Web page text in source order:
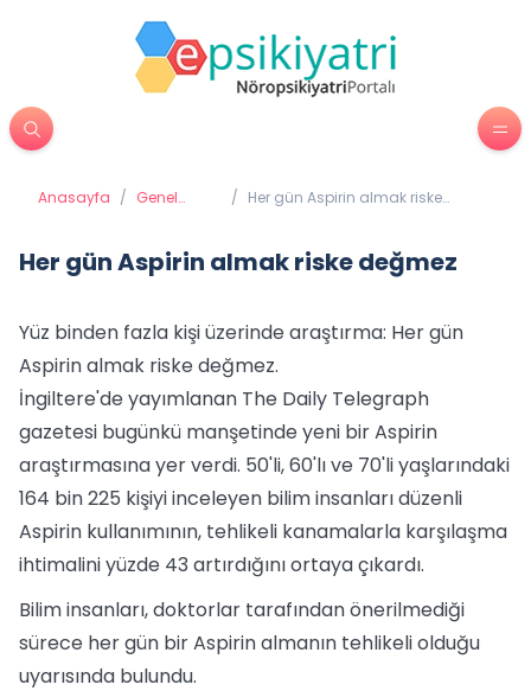
Anasayfa / Genel
/ Her gün Aspirin almak riske
Her gün Aspirin almak riske değmez
Yüz binden fazla kişi üzerinde araştırma: Her gün
Aspirin almak riske değmez.
İngiltere'de yayımlanan The Daily Telegraph
gazetesi bugünkü manşetinde yeni bir Aspirin
araştırmasına yer verdi. 50'li, 60'lı ve 70'li yaşlarındaki
164 bin 225 kişiyi inceleyen bilim insanları düzenli
Aspirin kullanımının, tehlikeli kanamalarla karşılaşma
ihtimalini yüzde 43 artırdığını ortaya çıkardı.
Bilim insanları, doktorlar tarafından önerilmediği
sürece her gün bir Aspirin almanın tehlikeli olduğu
uyarısında bulundu.